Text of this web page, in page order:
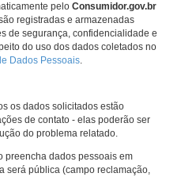
pelo Consumidor.gov.br
registradas e armazenadas
de segurança, confidencialidade e
do uso dos dados coletados no
Dados Pessoais.
os dados solicitados estão
de contato - elas poderão ser
do problema relatado.
preencha dados pessoais em
será pública (campo reclamação,